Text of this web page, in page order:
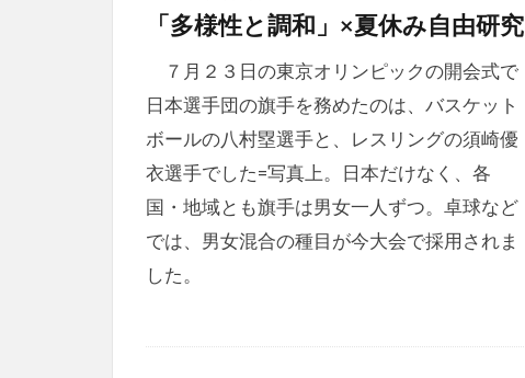
「多様性と調和」×夏休み自由研究
７月２３日の東京オリンピックの開会式で
日本選手団の旗手を務めたのは、バスケット
ボールの八村塁選手と、レスリングの須崎優
衣選手でした=写真上。日本だけなく、各
国・地域とも旗手は男女一人ずつ。卓球など
では、男女混合の種目が今大会で採用されま
した。